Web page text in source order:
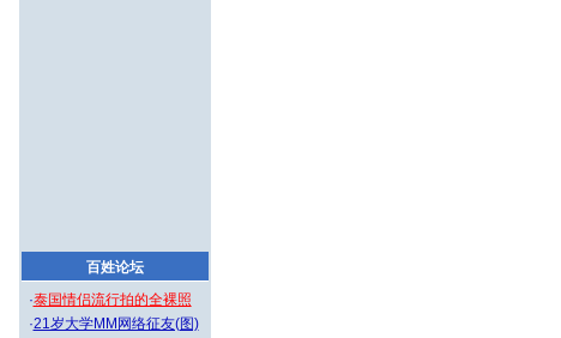
百姓论坛
·泰国情侣流行拍的全裸照
·21岁大学MM网络征友(图)